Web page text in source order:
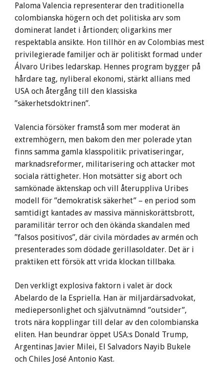
Paloma Valencia representerar den traditionella
colombianska högern och det politiska arv som
dominerat landet i årtionden; oligarkins mer
respektabla ansikte. Hon tillhör en av Colombias mest
privilegierade familjer och är politiskt formad under
Álvaro Uribes ledarskap. Hennes program bygger på
hårdare tag, nyliberal ekonomi, stärkt allians med
USA och återgång till den klassiska
”säkerhetsdoktrinen”.
Valencia försöker framstå som mer moderat än
extremhögern, men bakom den mer polerade ytan
finns samma gamla klasspolitik: privatiseringar,
marknadsreformer, militarisering och attacker mot
sociala rättigheter. Hon motsätter sig abort och
samkönade äktenskap och vill återuppliva Uribes
modell för ”demokratisk säkerhet” – en period som
samtidigt kantades av massiva människorättsbrott,
paramilitär terror och den ökända skandalen med
”falsos positivos”, där civila mördades av armén och
presenterades som dödade gerillasoldater. Det är i
praktiken ett försök att vrida klockan tillbaka.
Den verkligt explosiva faktorn i valet är dock
Abelardo de la Espriella. Han är miljardärsadvokat,
mediepersonlighet och självutnämnd ”outsider”,
trots nära kopplingar till delar av den colombianska
eliten. Han beundrar öppet USA:s Donald Trump,
Argentinas Javier Milei, El Salvadors Nayib Bukele
och Chiles José Antonio Kast.